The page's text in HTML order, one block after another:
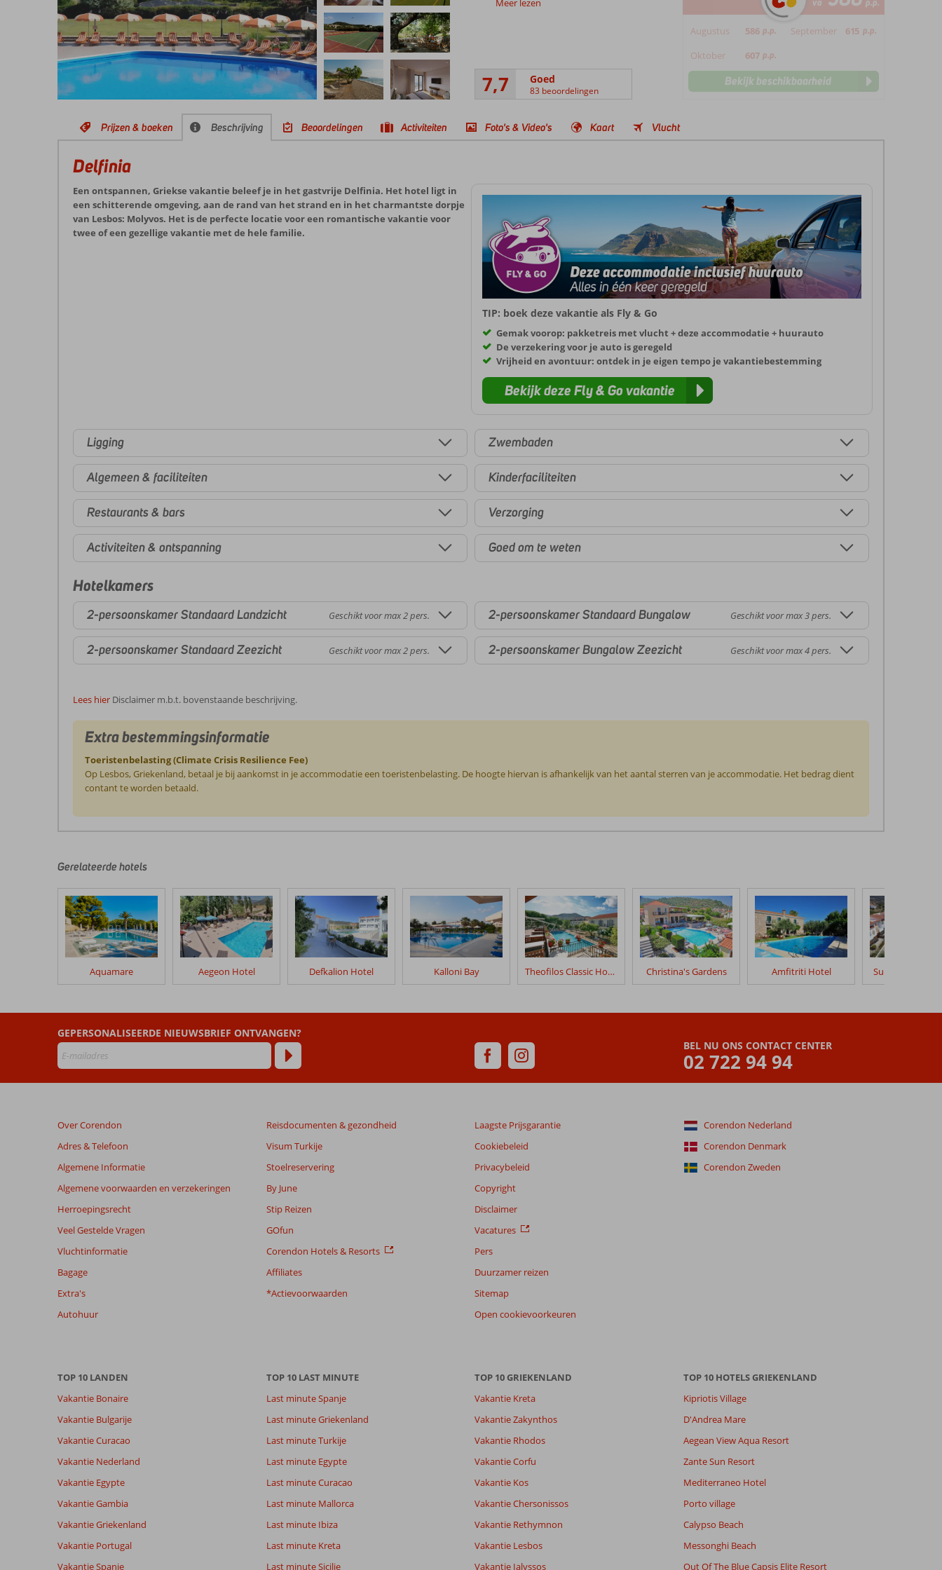
Meer lezen
7,7 Goed
83 beoordelingen
va p.p.
Augustus 586 p.p. September 615 p.p.
Oktober 607 p.p.
Bekijk beschikbaarheid
Prijzen & boeken Beschrijving Beoordelingen Activiteiten Foto's & Video's Kaart Vlucht
Delfinia
Een ontspannen, Griekse vakantie beleef je in het gastvrije Delfinia. Het hotel ligt in
een schitterende omgeving, aan de rand van het strand en in het charmantste dorpje
van Lesbos: Molyvos. Het is de perfecte locatie voor een romantische vakantie voor
twee of een gezellige vakantie met de hele familie.
TIP: boek deze vakantie als Fly & Go
Gemak voorop: pakketreis met vlucht + deze accommodatie + huurauto
De verzekering voor je auto is geregeld
Vrijheid en avontuur: ontdek in je eigen tempo je vakantiebestemming
Bekijk deze Fly & Go vakantie
Ligging
Algemeen & faciliteiten
Restaurants & bars
Activiteiten & ontspanning
Zwembaden
Kinderfaciliteiten
Verzorging
Goed om te weten
Hotelkamers
2-persoonskamer Standaard Landzicht Geschikt voor max 2 pers.
2-persoonskamer Standaard Zeezicht Geschikt voor max 2 pers.
2-persoonskamer Standaard Bungalow Geschikt voor max 3 pers.
2-persoonskamer Bungalow Zeezicht Geschikt voor max 4 pers.
Lees hier Disclaimer m.b.t. bovenstaande beschrijving.
Extra bestemmingsinformatie
Toeristenbelasting (Climate Crisis Resilience Fee)
Op Lesbos, Griekenland, betaal je bij aankomst in je accommodatie een toeristenbelasting. De hoogte hiervan is afhankelijk van het aantal sterren van je accommodatie. Het bedrag dient
contant te worden betaald.
door
klanten
geschreven
na
hun
verblijf
Delfinia
Beoordelingen
die
ouder
zijn
dan
48
niet
meer
weergegeven
om
relevantie
van
de
getoonde
beoordelingen
83
beoordelingen
7,7 Eten
8,1
Kamers
6,2
Wifi kwaliteit
6,0
Ervaringen
van onze
klanten
Alle
datum (nieuw > oud)
Gerelateerde hotels
Aquamare Aegeon Hotel Defkalion Hotel Kalloni Bay Theofilos Classic Hotel Christina's Gardens Amfitriti Hotel Sunset Hotel
BEL NU ONS CONTACT CENTER
02 722 94 94
GEPERSONALISEERDE NIEUWSBRIEF ONTVANGEN?
Over Corendon
Adres & Telefoon
Algemene Informatie
Algemene voorwaarden en verzekeringen
Herroepingsrecht
Veel Gestelde Vragen
Vluchtinformatie
Bagage
Extra's
Autohuur
Reisdocumenten & gezondheid
Visum Turkije
Stoelreservering
By June
Stip Reizen
GOfun
Corendon Hotels & Resorts
Affiliates
*Actievoorwaarden
Laagste Prijsgarantie
Cookiebeleid
Privacybeleid
Copyright
Disclaimer
Vacatures
Pers
Duurzamer reizen
Sitemap
Open cookievoorkeuren
Corendon Nederland
Corendon Denmark
Corendon Zweden
TOP 10 LANDEN
Vakantie Bonaire
Vakantie Bulgarije
Vakantie Curacao
Vakantie Nederland
Vakantie Egypte
Vakantie Gambia
Vakantie Griekenland
Vakantie Portugal
Vakantie Spanje
TOP 10 LAST MINUTE
Last minute Spanje
Last minute Griekenland
Last minute Turkije
Last minute Egypte
Last minute Curacao
Last minute Mallorca
Last minute Ibiza
Last minute Kreta
Last minute Sicilie
TOP 10 GRIEKENLAND
Vakantie Kreta
Vakantie Zakynthos
Vakantie Rhodos
Vakantie Corfu
Vakantie Kos
Vakantie Chersonissos
Vakantie Rethymnon
Vakantie Lesbos
Vakantie Ialyssos
TOP 10 HOTELS GRIEKENLAND
Kipriotis Village
D'Andrea Mare
Aegean View Aqua Resort
Zante Sun Resort
Mediterraneo Hotel
Porto village
Calypso Beach
Messonghi Beach
Out Of The Blue Capsis Elite Resort